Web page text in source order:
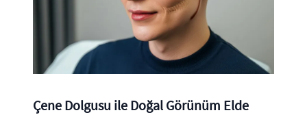
Çene Dolgusu ile Doğal Görünüm Elde